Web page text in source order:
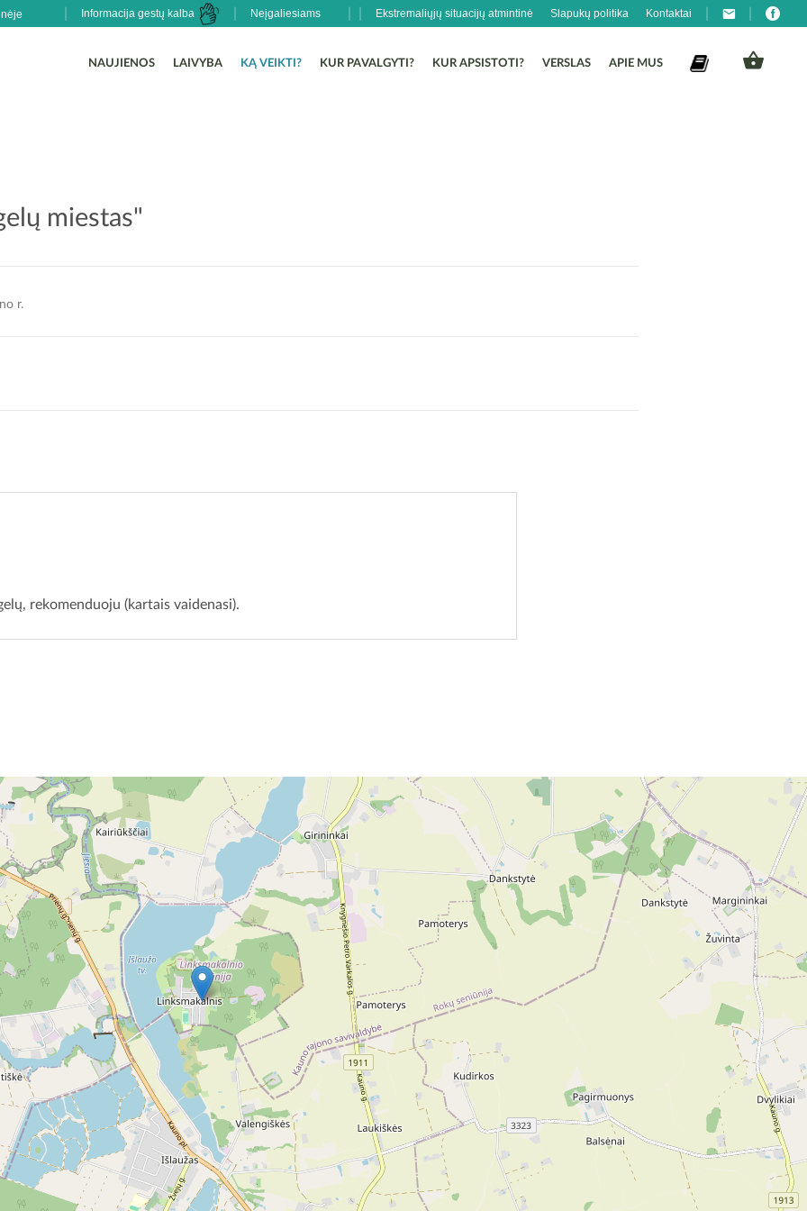
Ekstremaliųjų situacijų atmintinė Slapukų politika Kontaktai
Neįgaliesiams
Informacija gestų kalba
NAUJIENOS LAIVYBA KĄ VEIKTI? KUR PAVALGYTI? KUR APSISTOTI? VERSLAS APIE MUS
miestas"
r.
rekomenduoju (kartais vaidenasi).